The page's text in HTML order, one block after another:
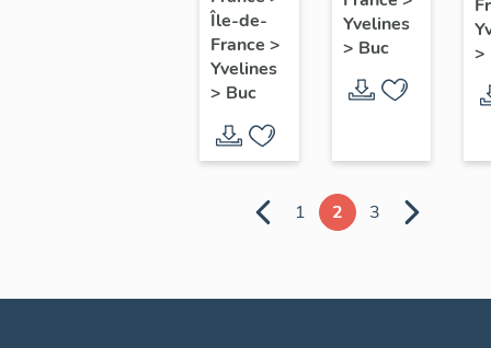
de
commerce
Île-de-
France >
Yvelines
> Buc
(détruit)
Yvelines
> Buc
>
1 2 3